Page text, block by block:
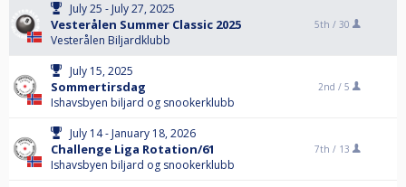
July 25 - July 27, 2025
Vesterålen Summer Classic 2025
Vesterålen Biljardklubb
5th / 30
July 15, 2025
Sommertirsdag
Ishavsbyen biljard og snookerklubb
2nd / 5
July 14 - January 18, 2026
Challenge Liga Rotation/61
Ishavsbyen biljard og snookerklubb
7th / 13